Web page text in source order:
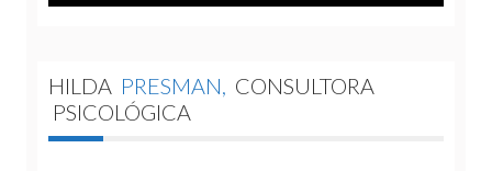
HILDA PRESMAN, CONSULTORA
PSICOLÓGICA